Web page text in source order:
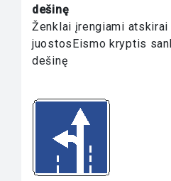
dešinę
Ženklai įrengiami
juostosEismo kryptis
dešinę